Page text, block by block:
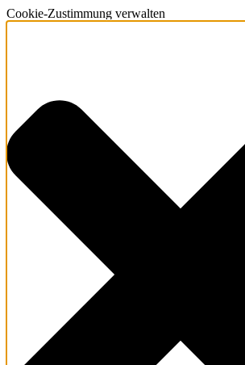
Cookie-Zustimmung verwalten